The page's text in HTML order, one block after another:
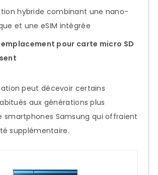
hybride combinant une nano-
et une eSIM intégrée
emplacement pour carte micro SD
peut décevoir certains
aux générations plus
smartphones Samsung qui offraient
supplémentaire.